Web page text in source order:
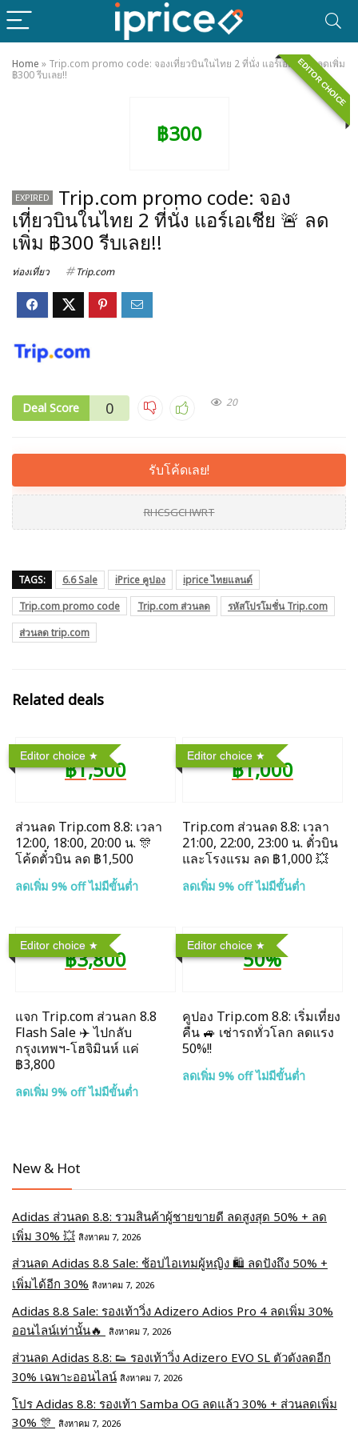
Home » Trip.com promo code: จองเที่ยวบินในไทย 2 ที่นั่ง แอร์เอเชีย 🚨 ลดเพิ่ม
฿300 รีบเลย!!
EDITOR CHOICE
฿300
EXPIRED
Trip.com promo code: จอง
เที่ยวบินในไทย 2 ที่นั่ง แอร์เอเชีย 🚨 ลด
เพิ่ม ฿300 รีบเลย!!
ท่องเที่ยว Trip.com
Deal Score 0 20
รับโค้ดเลย!
RHCSGCHWRT
TAGS: 6.6 Sale iPrice คูปอง
iprice ไทยแลนด์
Trip.com promo code
Trip.com ส่วนลด
รหัสโปรโมชั่น Trip.com
ส่วนลด trip.com
Related deals
Editor choice
฿1,500
ส่วนลด Trip.com 8.8: เวลา
12:00, 18:00, 20:00 น. 🎊
โค้ดตั๋วบิน ลด ฿1,500
ลดเพิ่ม 9% off ไม่มีขั้นต่ำ
Editor choice
฿1,000
Trip.com ส่วนลด 8.8: เวลา
21:00, 22:00, 23:00 น. ตั๋วบิน
และโรงแรม ลด ฿1,000 💥
ลดเพิ่ม 9% off ไม่มีขั้นต่ำ
Editor choice
฿3,800
แจก Trip.com ส่วนลก 8.8
Flash Sale ✈️ ไปกลับ
กรุงเทพฯ-โฮจิมินห์ แค่
฿3,800
ลดเพิ่ม 9% off ไม่มีขั้นต่ำ
Editor choice
50%
คูปอง Trip.com 8.8: เริ่มเที่ยง
คืน 🚙 เช่ารถทั่วโลก ลดแรง
50%!!
ลดเพิ่ม 9% off ไม่มีขั้นต่ำ
New & Hot
Adidas ส่วนลด 8.8: รวมสินค้าผู้ชายขายดี ลดสูงสุด 50% + ลด
เพิ่ม 30% 💥 สิงหาคม 7, 2026
ส่วนลด Adidas 8.8 Sale: ช้อปไอเทมผู้หญิง 🛍️ ลดปังถึง 50% +
เพิ่มได้อีก 30% สิงหาคม 7, 2026
Adidas 8.8 Sale: รองเท้าวิ่ง Adizero Adios Pro 4 ลดเพิ่ม 30%
ออนไลน์เท่านั้น🔥
สิงหาคม 7, 2026
ส่วนลด Adidas 8.8: 👟 รองเท้าวิ่ง Adizero EVO SL ตัวดังลดอีก
30% เฉพาะออนไลน์ สิงหาคม 7, 2026
โปร Adidas 8.8: รองเท้า Samba OG ลดแล้ว 30% + ส่วนลดเพิ่ม
30% 🎊 สิงหาคม 7, 2026